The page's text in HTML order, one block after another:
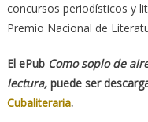
concursos periodísticos y
Premio Nacional de
El ePub Como soplo de
lectura, puede ser
Cubaliteraria.